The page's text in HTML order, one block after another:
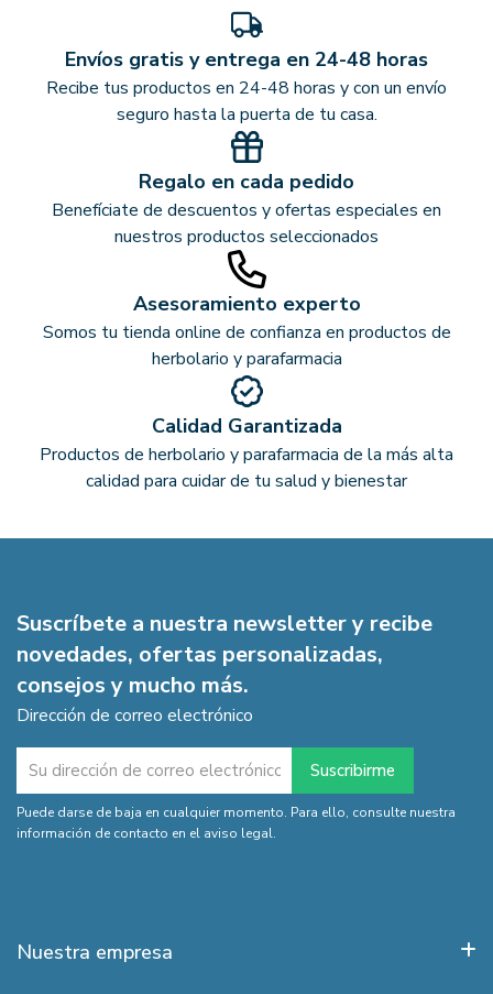
Envíos gratis y entrega en 24-48 horas
Recibe tus productos en 24-48 horas y con un envío
seguro hasta la puerta de tu casa.
Regalo en cada pedido
Benefíciate de descuentos y ofertas especiales en
nuestros productos seleccionados
Asesoramiento experto
Somos tu tienda online de confianza en productos de
herbolario y parafarmacia
Calidad Garantizada
Productos de herbolario y parafarmacia de la más alta
calidad para cuidar de tu salud y bienestar
Suscríbete a nuestra newsletter y recibe
novedades, ofertas personalizadas,
consejos y mucho más.
Dirección de correo electrónico
Puede darse de baja en cualquier momento. Para ello, consulte nuestra
información de contacto en el aviso legal.
Nuestra empresa